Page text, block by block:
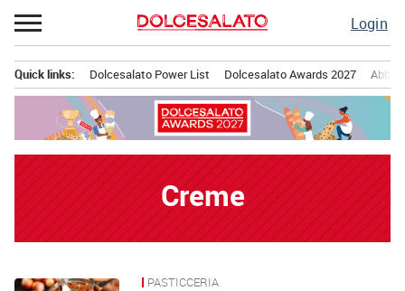
Passa
al
Login
principale
Quick links: Dolcesalato Power List Dolcesalato Awards 2027
Creme
News PASTICCERIA